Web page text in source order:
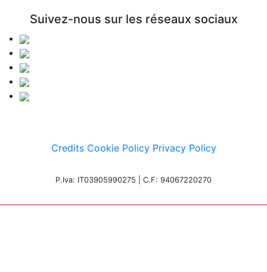
Suivez-nous sur les réseaux sociaux
Credits Cookie Policy Privacy Policy
P.Iva: IT03905990275 | C.F: 94067220270